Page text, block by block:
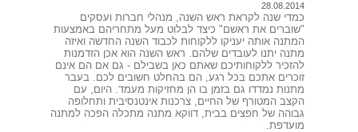
28.08.2014
כמדי שנה לקראת ראש השנה, מנהלי חברות ועסקים
"שוברים את ראשם" כיצד לבלוט מעל מתחריהם באמצעות
המתנה אותה יעניקו ללקוחות לכבוד השנה החדשה ואיזה
מתנה יתנו לעובדים שלהם. ראש השנה הוא אכן הזדמנות
להזכיר ללקוחותיכם שאתם כאן בשבילם - גם אם הם אינם
זוכרים אתכם בכל רגע, הם בהחלט חשובים לכם. בעבר
מתנות נמדדו גם בזמן בו הן מחזיקות מעמד. היום, עם
הקצב המטורף של החיים, צרכנות אינטנסיבית ותחלופה
גבוהה של חפצים בבית, דווקא מתנה מתכלה הפכה למתנה
מועדפת.